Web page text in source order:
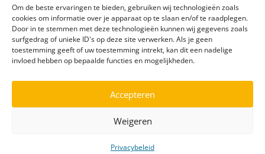
Om de beste ervaringen te bieden, gebruiken wij technologieën zoals
cookies om informatie over je apparaat op te slaan en/of te raadplegen.
Door in te stemmen met deze technologieën kunnen wij gegevens zoals
surfgedrag of unieke ID's op deze site verwerken. Als je geen
toestemming geeft of uw toestemming intrekt, kan dit een nadelige
invloed hebben op bepaalde functies en mogelijkheden.
Accepteren
Weigeren
Privacybeleid
▶